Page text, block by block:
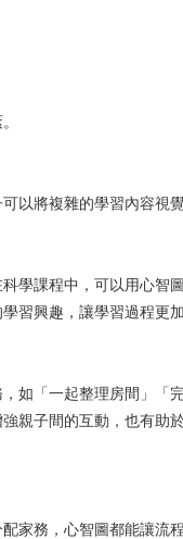
以將複雜的學習內容視
學課程中，可以用心智
習興趣，讓學習過程更加
如「一起整理房間」「
親子間的互動，也有助
家務，心智圖都能讓流